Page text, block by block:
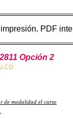
PDF
Opción 2
de modalidad el curso